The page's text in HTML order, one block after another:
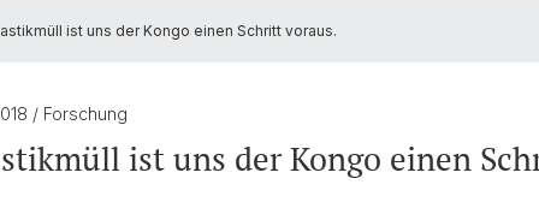
Field School Series
Berufsperspektiven
Dokumente
ist uns der Kongo einen Schritt voraus.
/ Forschung
ist uns der Kongo einen